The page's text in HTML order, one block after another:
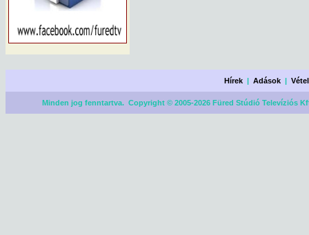
Hírek |Adások |
Minden jog fenntartva. Copyright © 2005-2026 Füred Stúdió Televíziós